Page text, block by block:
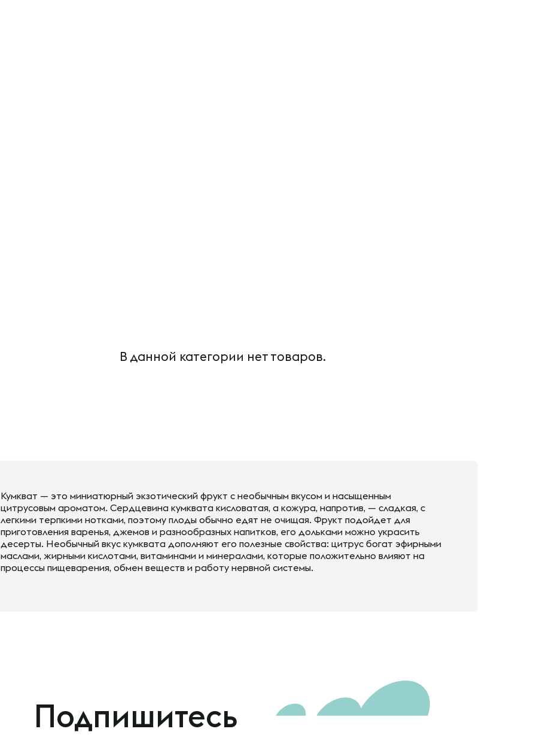
В данной категории нет товаров.
Кумкват — это миниатюрный экзотический фрукт с необычным вкусом и насыщенным
цитрусовым ароматом. Сердцевина кумквата кисловатая, а кожура, напротив, — сладкая, с
легкими терпкими нотками, поэтому плоды обычно едят не очищая. Фрукт подойдет для
приготовления варенья, джемов и разнообразных напитков, его дольками можно украсить
десерты. Необычный вкус кумквата дополняют его полезные свойства: цитрус богат эфирными
маслами, жирными кислотами, витаминами и минералами, которые положительно влияют на
процессы пищеварения, обмен веществ и работу нервной системы.
Подпишитесь